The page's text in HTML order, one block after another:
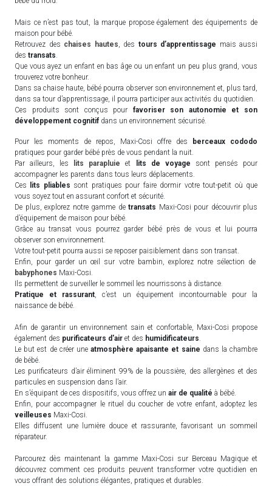
Mais ce n’est pas tout, la marque propose également des équipements de
maison pour bébé.
Retrouvez des chaises hautes, des tours d’apprentissage mais aussi
des transats.
Que vous ayez un enfant en bas âge ou un enfant un peu plus grand, vous
trouverez votre bonheur.
Dans sa chaise haute, bébé pourra observer son environnement et, plus tard,
dans sa tour d’apprentissage, il pourra participer aux activités du quotidien.
Ces produits sont conçus pour favoriser son autonomie et son
développement cognitif dans un environnement sécurisé.
Pour les moments de repos, Maxi-Cosi offre des
berceaux cododo
pratiques pour garder bébé près de vous pendant la nuit.
Par ailleurs, les
lits parapluie et lits de voyage sont pensés pour
accompagner les parents dans tous leurs déplacements.
Ces
lits pliables sont pratiques pour faire dormir votre tout-petit où que
vous soyez tout en assurant confort et sécurité.
De plus, explorez notre gamme de transats Maxi-Cosi pour découvrir plus
d’équipement de maison pour bébé.
Grâce au transat vous pourrez garder bébé près de vous et lui pourra
observer son environnement.
Votre tout-petit pourra aussi se reposer paisiblement dans son transat.
Enfin, pour garder un œil sur votre bambin, explorez notre sélection de
babyphones Maxi-Cosi.
Ils permettent de surveiller le sommeil les nourrissons à distance.
Pratique et rassurant, c’est un équipement incontournable pour la
naissance de bébé.
Afin de garantir un environnement sain et confortable, Maxi-Cosi propose
également des purificateurs d'air et des humidificateurs.
Le but est de créer une atmosphère apaisante et saine dans la chambre
de bébé.
Les purificateurs d’air éliminent 99% de la poussière, des allergènes et des
particules en suspension dans l’air.
En s’équipant de ces dispositifs, vous offrez un air de qualité à bébé.
Enfin, pour accompagner le rituel du coucher de votre enfant, adoptez les
veilleuses Maxi-Cosi.
Elles diffusent une lumière douce et rassurante, favorisant un sommeil
réparateur.
Parcourez dès maintenant la gamme Maxi-Cosi sur Berceau Magique et
découvrez comment ces produits peuvent transformer votre quotidien en
vous offrant des solutions élégantes, pratiques et durables.